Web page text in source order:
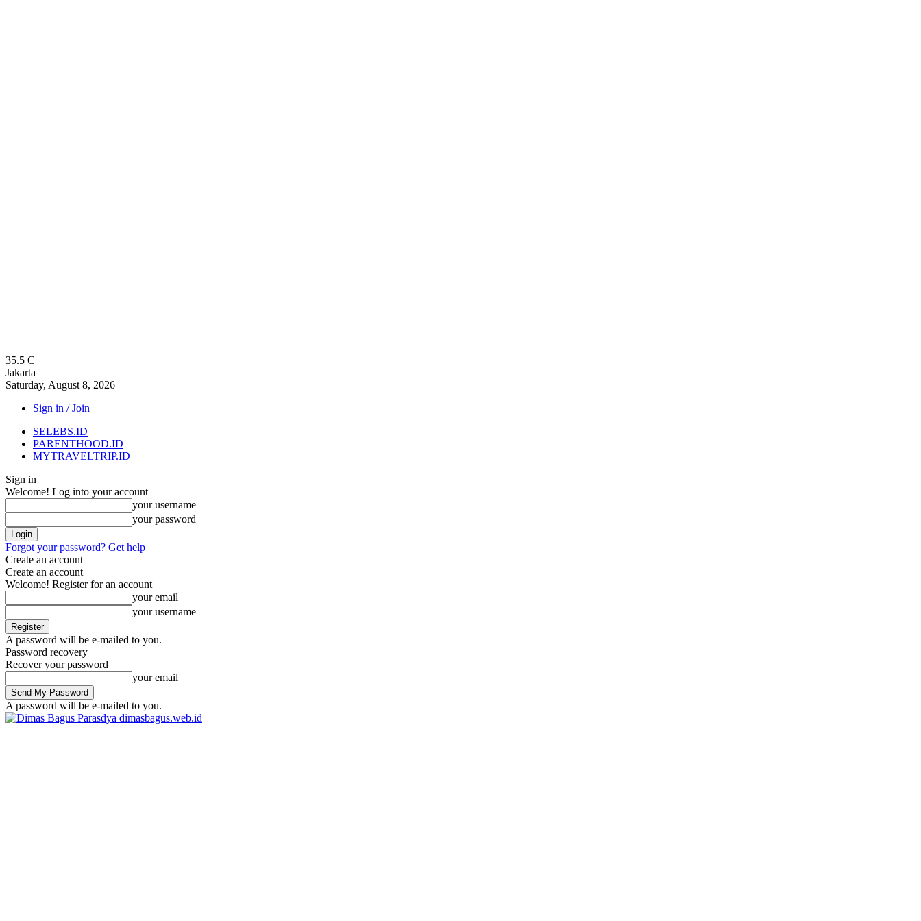
35.5 C
Jakarta
Saturday, August 8, 2026
Sign in / Join
SELEBS.ID
PARENTHOOD.ID
MYTRAVELTRIP.ID
Sign in
Welcome! Log into your account
your username
your password
Forgot your password? Get help
Create an account
Create an account
Welcome! Register for an account
your email
your username
A password will be e-mailed to you.
Password recovery
Recover your password
your email
A password will be e-mailed to you.
dimasbagus.web.id